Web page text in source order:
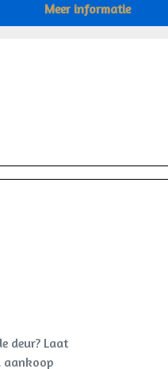
Meer informatie
deur? Laat
aankoop